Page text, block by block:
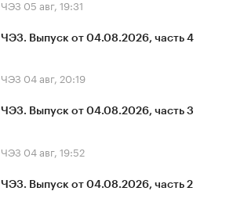
ЧЭЗ 05 авг, 19:31
ЧЭЗ. Выпуск от 04.08.2026, часть 4
ЧЭЗ 04 авг, 20:19
ЧЭЗ. Выпуск от 04.08.2026, часть 3
ЧЭЗ 04 авг, 19:52
ЧЭЗ. Выпуск от 04.08.2026, часть 2